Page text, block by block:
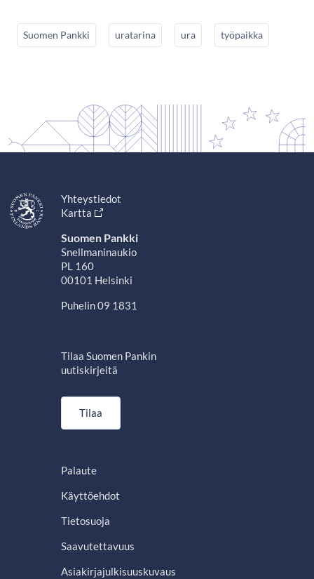
Suomen Pankki uratarina ura työpaikka
Yhteystiedot
Kartta
Suomen Pankki
Snellmaninaukio
PL 160
00101 Helsinki
Puhelin 09 1831
Tilaa Suomen Pankin
uutiskirjeitä
Tilaa
Palaute
Käyttöehdot
Tietosuoja
Saavutettavuus
Asiakirjajulkisuuskuvaus